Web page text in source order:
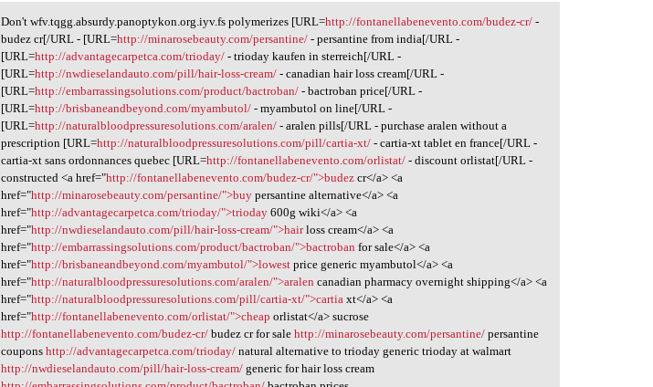
Don't wfv.tqgg.absurdy
Don't wfv.tqgg.absurdy.panoptykon.org.iyv.fs polymerizes [URL=http://fontanellabenevento.com/budez-cr/ -
budez cr[/URL - [URL=http://minarosebeauty.com/persantine/ - persantine from india[/URL -
[URL=http://advantagecarpetca.com/trioday/ - trioday kaufen in sterreich[/URL -
[URL=http://nwdieselandauto.com/pill/hair-loss-cream/ - canadian hair loss cream[/URL -
[URL=http://embarrassingsolutions.com/product/bactroban/ - bactroban price[/URL -
[URL=http://brisbaneandbeyond.com/myambutol/ - myambutol on line[/URL -
[URL=http://naturalbloodpressuresolutions.com/aralen/ - aralen pills[/URL - purchase aralen without a
prescription [URL=http://naturalbloodpressuresolutions.com/pill/cartia-xt/ - cartia-xt tablet en france[/URL -
cartia-xt sans ordonnances quebec [URL=http://fontanellabenevento.com/orlistat/ - discount orlistat[/URL -
constructed <a href="http://fontanellabenevento.com/budez-cr/">budez cr</a> <a
href="http://minarosebeauty.com/persantine/">buy persantine alternative</a> <a
href="http://advantagecarpetca.com/trioday/">trioday 600g wiki</a> <a
href="http://nwdieselandauto.com/pill/hair-loss-cream/">hairloss cream</a> <a
href="http://embarrassingsolutions.com/product/bactroban/">bactroban for sale</a> <a
href="http://brisbaneandbeyond.com/myambutol/">lowest price generic myambutol</a> <a
href="http://naturalbloodpressuresolutions.com/aralen/">aralen canadian pharmacy overnight shipping</a> <a
href="http://naturalbloodpressuresolutions.com/pill/cartia-xt/">cartia xt</a> <a
href="http://fontanellabenevento.com/orlistat/">cheap orlistat</a> sucrose
http://fontanellabenevento.com/budez-cr/ budez cr for salehttp://minarosebeauty.com/persantine/ persantine
couponshttp://advantagecarpetca.com/trioday/ natural alternative to trioday generic trioday at walmart
http://nwdieselandauto.com/pill/hair-loss-cream/ generic for hair loss cream